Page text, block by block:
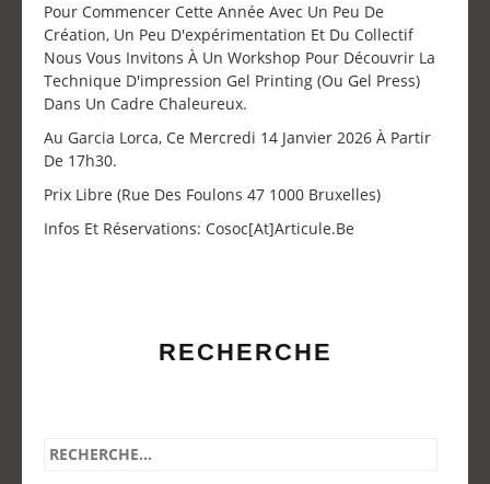
Pour Commencer Cette Année Avec Un Peu De
Création, Un Peu D'expérimentation Et Du Collectif
Nous Vous Invitons À Un Workshop Pour Découvrir La
Technique D'impression Gel Printing (ou Gel Press)
Dans Un Cadre Chaleureux.
Au Garcia Lorca, Ce Mercredi 14 Janvier 2026 À Partir
De 17h30.
Prix Libre (Rue Des Foulons 47 1000 Bruxelles)
Infos Et Réservations: Cosoc[at]articule.be
RECHERCHE